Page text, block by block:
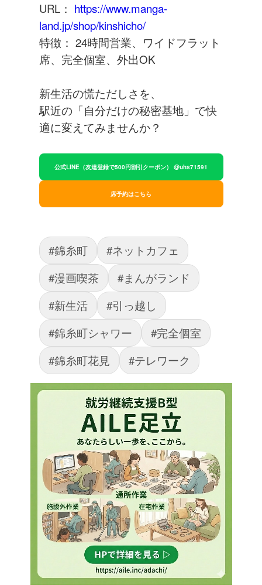
URL： https://www.manga-
land.jp/shop/kinshicho/
特徴： 24時間営業、ワイドフラット
席、完全個室、外出OK
新生活の慌ただしさを、
駅近の「自分だけの秘密基地」で快
適に変えてみませんか？
公式LINE（友達登録で500円割引クーポン） @uhs71591
席予約はこちら
#錦糸町
#ネットカフェ
#漫画喫茶
#まんがランド
#新生活
#引っ越し
#錦糸町シャワー
#完全個室
#錦糸町花見
#テレワーク